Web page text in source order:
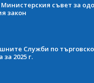
съвет за
закон
Служби по
2025 г.